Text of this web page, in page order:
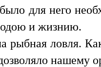
для него
и жизнию.
ловля.
нашему